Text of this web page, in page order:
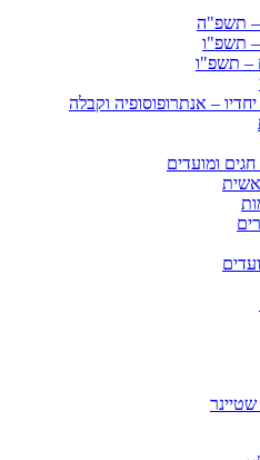
– תשפ"ה
– תשפ"ו
– תשפ"ו
– אנתרופוסופיה וקבלה
ומועדים
שטיינר